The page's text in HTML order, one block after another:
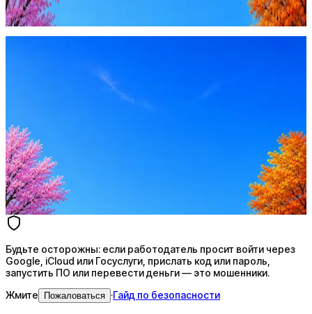
Жмите Пожаловаться
Стратегия поиска с AI: рынки, позиции, вилка, каналы
Будьте осторожны: если работодатель просит войти через
Google, iCloud или Госуслуги, прислать код или пароль,
запустить ПО или перевести деньги — это мошенники.
Жмите
Пожаловаться ·Гайд по безопасности